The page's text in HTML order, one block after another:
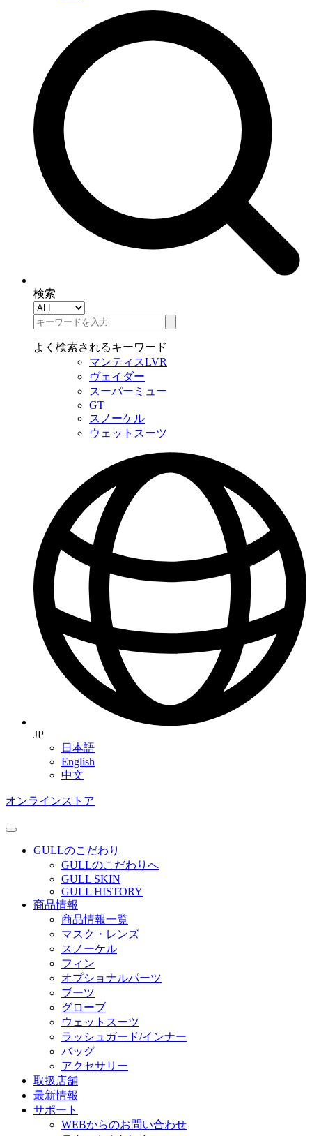
検索
よく検索されるキーワード
マンティスLVR
ヴェイダー
スーパーミュー
GT
スノーケル
ウェットスーツ
JP
日本語
English
中文
オンラインストア
GULLのこだわり
GULLのこだわりへ
GULL SKIN
GULL HISTORY
商品情報
商品情報一覧
マスク・レンズ
スノーケル
フィン
オプショナルパーツ
ブーツ
グローブ
ウェットスーツ
ラッシュガード/インナー
バッグ
アクセサリー
取扱店舗
最新情報
サポート
WEBからのお問い合わせ